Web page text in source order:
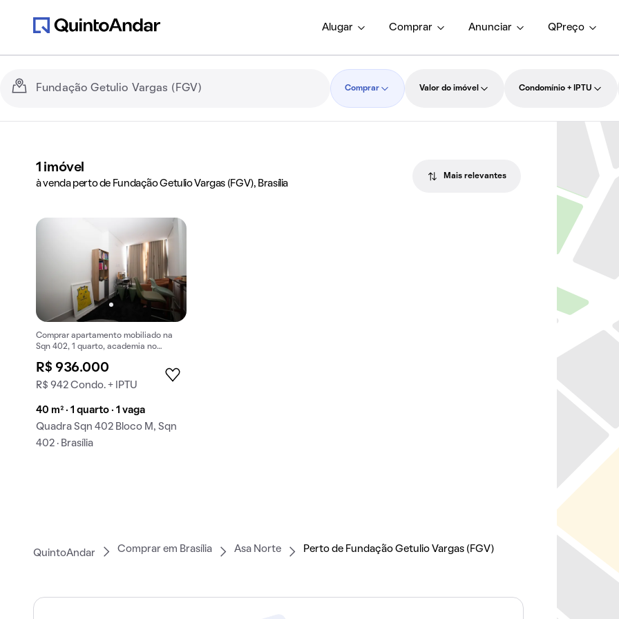
Alugar Comprar Anunciar QPreço
Comprar Valor do imóvel Condomínio + IPTU
1 imóvel
à venda perto de Fundação Getulio Vargas (FGV), Brasília
Mais relevantes
Comprar apartamento mobiliado na
Sqn 402, 1 quarto, academia no
R$ 936.000
R$ 942 Condo. + IPTU
40 m² · 1 quarto · 1 vaga
Quadra Sqn 402 Bloco M, Sqn
402 · Brasília
QuintoAndar Comprar em Brasília Asa Norte Perto de Fundação Getulio Vargas (FGV)